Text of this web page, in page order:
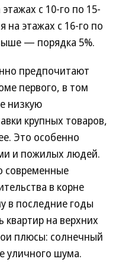
с 10-го по 15-
на этажах с 16-го по
— порядка 5%.
предпочитают
первого, в том
низкую
крупных товаров,
Это особенно
и пожилых людей.
современные
в корне
в последние годы
на верхних
плюсы: солнечный
уличного шума.